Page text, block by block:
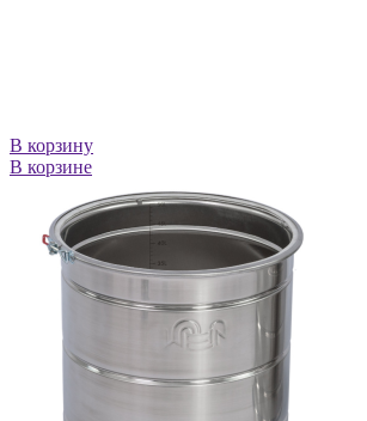
В корзину
В корзине